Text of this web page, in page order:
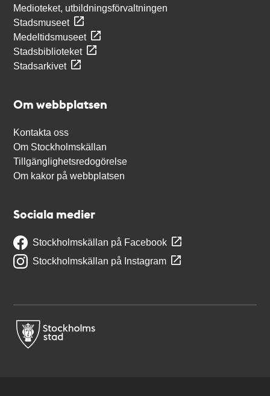
Medioteket, utbildningsförvaltningen
Stadsmuseet
Medeltidsmuseet
Stadsbiblioteket
Stadsarkivet
Om webbplatsen
Kontakta oss
Om Stockholmskällan
Tillgänglighetsredogörelse
Om kakor på webbplatsen
Sociala medier
Stockholmskällan på Facebook
Stockholmskällan på Instagram